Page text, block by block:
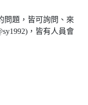
問題，皆可詢問、來
，皆有人員會